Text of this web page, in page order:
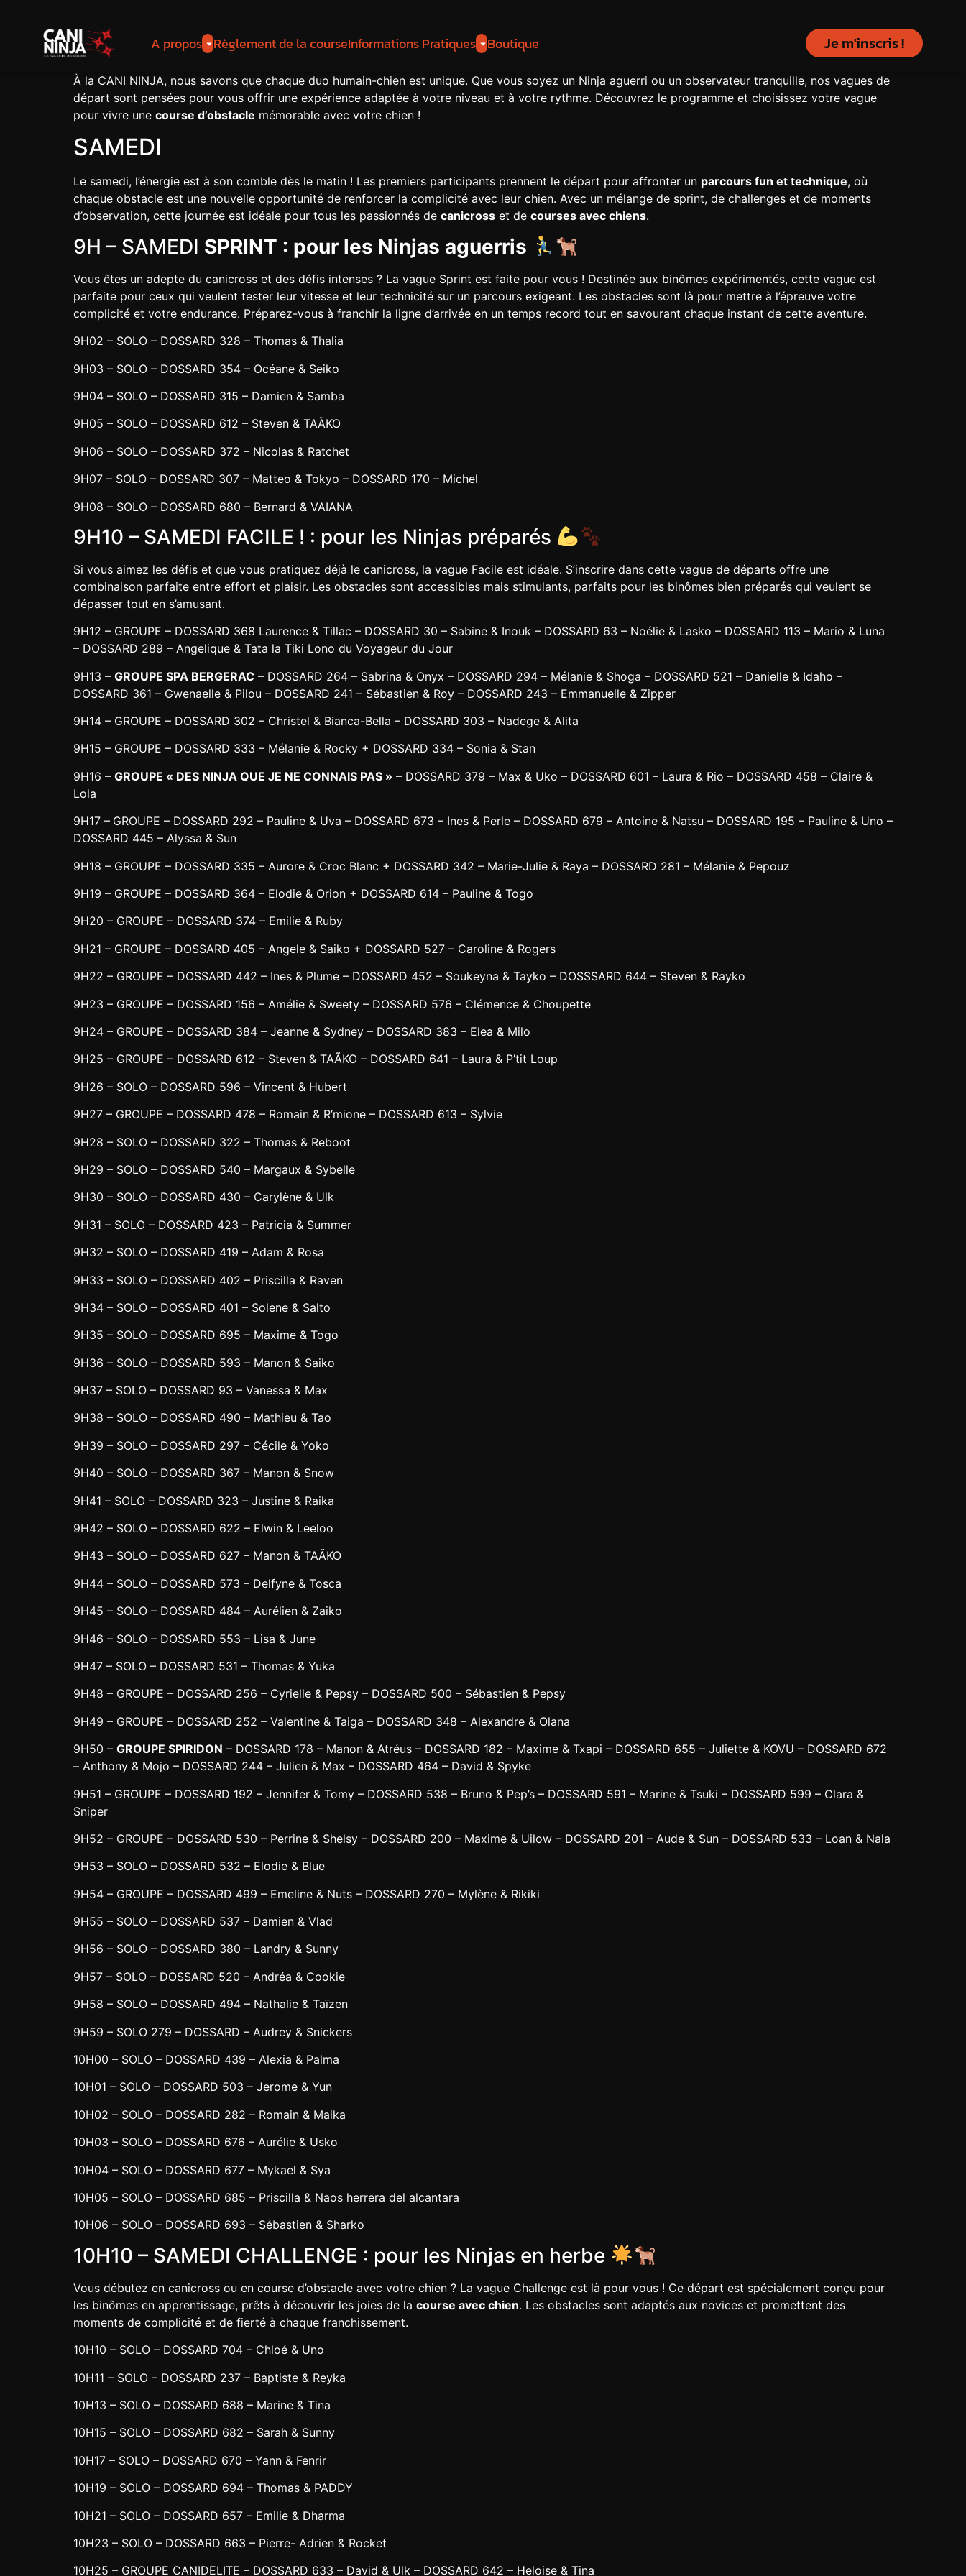
A propos Règlement de la courseInformations Pratiques Boutique Je m'inscris !
À la CANI NINJA, nous savons que chaque duo humain-chien est unique. Que vous soyez un Ninja aguerri ou un observateur tranquille, nos vagues de
départ sont pensées pour vous offrir une expérience adaptée à votre niveau et à votre rythme. Découvrez le programme et choisissez votre vague
pour vivre une course d’obstacle mémorable avec votre chien !
SAMEDI
Le samedi, l’énergie est à son comble dès le matin ! Les premiers participants prennent le départ pour affronter un parcours fun et technique, où
chaque obstacle est une nouvelle opportunité de renforcer la complicité avec leur chien. Avec un mélange de sprint, de challenges et de moments
d’observation, cette journée est idéale pour tous les passionnés de canicross et de courses avec chiens.
9H – SAMEDI SPRINT : pour les Ninjas aguerris
Vous êtes un adepte du canicross et des défis intenses ? La vague Sprint est faite pour vous ! Destinée aux binômes expérimentés, cette vague est
parfaite pour ceux qui veulent tester leur vitesse et leur technicité sur un parcours exigeant. Les obstacles sont là pour mettre à l’épreuve votre
complicité et votre endurance. Préparez-vous à franchir la ligne d’arrivée en un temps record tout en savourant chaque instant de cette aventure.
9H02 – SOLO – DOSSARD 328 – Thomas & Thalia
9H03 – SOLO – DOSSARD 354 – Océane & Seiko
9H04 – SOLO – DOSSARD 315 – Damien & Samba
9H05 – SOLO – DOSSARD 612 – Steven & TAÃKO
9H06 – SOLO – DOSSARD 372 – Nicolas & Ratchet
9H07 – SOLO – DOSSARD 307 – Matteo & Tokyo – DOSSARD 170 – Michel
9H08 – SOLO – DOSSARD 680 – Bernard & VAIANA
9H10 – SAMEDI FACILE ! : pour les Ninjas préparés
Si vous aimez les défis et que vous pratiquez déjà le canicross, la vague Facile est idéale. S’inscrire dans cette vague de départs offre une
combinaison parfaite entre effort et plaisir. Les obstacles sont accessibles mais stimulants, parfaits pour les binômes bien préparés qui veulent se
dépasser tout en s’amusant.
9H12 – GROUPE – DOSSARD 368 Laurence & Tillac – DOSSARD 30 – Sabine & Inouk – DOSSARD 63 – Noélie & Lasko – DOSSARD 113 – Mario & Luna
– DOSSARD 289 – Angelique & Tata la Tiki Lono du Voyageur du Jour
9H13 – GROUPE SPA BERGERAC – DOSSARD 264 – Sabrina & Onyx – DOSSARD 294 – Mélanie & Shoga – DOSSARD 521 – Danielle & Idaho –
DOSSARD 361 – Gwenaelle & Pilou – DOSSARD 241 – Sébastien & Roy – DOSSARD 243 – Emmanuelle & Zipper
9H14 – GROUPE – DOSSARD 302 – Christel & Bianca-Bella – DOSSARD 303 – Nadege & Alita
9H15 – GROUPE – DOSSARD 333 – Mélanie & Rocky + DOSSARD 334 – Sonia & Stan
9H16 – GROUPE « DES NINJA QUE JE NE CONNAIS PAS » – DOSSARD 379 – Max & Uko – DOSSARD 601 – Laura & Rio – DOSSARD 458 – Claire &
Lola
9H17 – GROUPE – DOSSARD 292 – Pauline & Uva – DOSSARD 673 – Ines & Perle – DOSSARD 679 – Antoine & Natsu – DOSSARD 195 – Pauline & Uno –
DOSSARD 445 – Alyssa & Sun
9H18 – GROUPE – DOSSARD 335 – Aurore & Croc Blanc + DOSSARD 342 – Marie-Julie & Raya – DOSSARD 281 – Mélanie & Pepouz
9H19 – GROUPE – DOSSARD 364 – Elodie & Orion + DOSSARD 614 – Pauline & Togo
9H20 – GROUPE – DOSSARD 374 – Emilie & Ruby
9H21 – GROUPE – DOSSARD 405 – Angele & Saiko + DOSSARD 527 – Caroline & Rogers
9H22 – GROUPE – DOSSARD 442 – Ines & Plume – DOSSARD 452 – Soukeyna & Tayko – DOSSSARD 644 – Steven & Rayko
9H23 – GROUPE – DOSSARD 156 – Amélie & Sweety – DOSSARD 576 – Clémence & Choupette
9H24 – GROUPE – DOSSARD 384 – Jeanne & Sydney – DOSSARD 383 – Elea & Milo
9H25 – GROUPE – DOSSARD 612 – Steven & TAÃKO – DOSSARD 641 – Laura & P’tit Loup
9H26 – SOLO – DOSSARD 596 – Vincent & Hubert
9H27 – GROUPE – DOSSARD 478 – Romain & R’mione – DOSSARD 613 – Sylvie
9H28 – SOLO – DOSSARD 322 – Thomas & Reboot
9H29 – SOLO – DOSSARD 540 – Margaux & Sybelle
9H30 – SOLO – DOSSARD 430 – Carylène & Ulk
9H31 – SOLO – DOSSARD 423 – Patricia & Summer
9H32 – SOLO – DOSSARD 419 – Adam & Rosa
9H33 – SOLO – DOSSARD 402 – Priscilla & Raven
9H34 – SOLO – DOSSARD 401 – Solene & Salto
9H35 – SOLO – DOSSARD 695 – Maxime & Togo
9H36 – SOLO – DOSSARD 593 – Manon & Saiko
9H37 – SOLO – DOSSARD 93 – Vanessa & Max
9H38 – SOLO – DOSSARD 490 – Mathieu & Tao
9H39 – SOLO – DOSSARD 297 – Cécile & Yoko
9H40 – SOLO – DOSSARD 367 – Manon & Snow
9H41 – SOLO – DOSSARD 323 – Justine & Raika
9H42 – SOLO – DOSSARD 622 – Elwin & Leeloo
9H43 – SOLO – DOSSARD 627 – Manon & TAÃKO
9H44 – SOLO – DOSSARD 573 – Delfyne & Tosca
9H45 – SOLO – DOSSARD 484 – Aurélien & Zaiko
9H46 – SOLO – DOSSARD 553 – Lisa & June
9H47 – SOLO – DOSSARD 531 – Thomas & Yuka
9H48 – GROUPE – DOSSARD 256 – Cyrielle & Pepsy – DOSSARD 500 – Sébastien & Pepsy
9H49 – GROUPE – DOSSARD 252 – Valentine & Taiga – DOSSARD 348 – Alexandre & Olana
9H50 – GROUPE SPIRIDON – DOSSARD 178 – Manon & Atréus – DOSSARD 182 – Maxime & Txapi – DOSSARD 655 – Juliette & KOVU – DOSSARD 672
– Anthony & Mojo – DOSSARD 244 – Julien & Max – DOSSARD 464 – David & Spyke
9H51 – GROUPE – DOSSARD 192 – Jennifer & Tomy – DOSSARD 538 – Bruno & Pep’s – DOSSARD 591 – Marine & Tsuki – DOSSARD 599 – Clara &
Sniper
9H52 – GROUPE – DOSSARD 530 – Perrine & Shelsy – DOSSARD 200 – Maxime & Uilow – DOSSARD 201 – Aude & Sun – DOSSARD 533 – Loan & Nala
9H53 – SOLO – DOSSARD 532 – Elodie & Blue
9H54 – GROUPE – DOSSARD 499 – Emeline & Nuts – DOSSARD 270 – Mylène & Rikiki
9H55 – SOLO – DOSSARD 537 – Damien & Vlad
9H56 – SOLO – DOSSARD 380 – Landry & Sunny
9H57 – SOLO – DOSSARD 520 – Andréa & Cookie
9H58 – SOLO – DOSSARD 494 – Nathalie & Taïzen
9H59 – SOLO 279 – DOSSARD – Audrey & Snickers
10H00 – SOLO – DOSSARD 439 – Alexia & Palma
10H01 – SOLO – DOSSARD 503 – Jerome & Yun
10H02 – SOLO – DOSSARD 282 – Romain & Maika
10H03 – SOLO – DOSSARD 676 – Aurélie & Usko
10H04 – SOLO – DOSSARD 677 – Mykael & Sya
10H05 – SOLO – DOSSARD 685 – Priscilla & Naos herrera del alcantara
10H06 – SOLO – DOSSARD 693 – Sébastien & Sharko
10H10 – SAMEDI CHALLENGE : pour les Ninjas en herbe
Vous débutez en canicross ou en course d’obstacle avec votre chien ? La vague Challenge est là pour vous ! Ce départ est spécialement conçu pour
les binômes en apprentissage, prêts à découvrir les joies de la course avec chien. Les obstacles sont adaptés aux novices et promettent des
moments de complicité et de fierté à chaque franchissement.
10H10 – SOLO – DOSSARD 704 – Chloé & Uno
10H11 – SOLO – DOSSARD 237 – Baptiste & Reyka
10H13 – SOLO – DOSSARD 688 – Marine & Tina
10H15 – SOLO – DOSSARD 682 – Sarah & Sunny
10H17 – SOLO – DOSSARD 670 – Yann & Fenrir
10H19 – SOLO – DOSSARD 694 – Thomas & PADDY
10H21 – SOLO – DOSSARD 657 – Emilie & Dharma
10H23 – SOLO – DOSSARD 663 – Pierre- Adrien & Rocket
10H25 – GROUPE CANIDELITE – DOSSARD 633 – David & Ulk – DOSSARD 642 – Heloise & Tina